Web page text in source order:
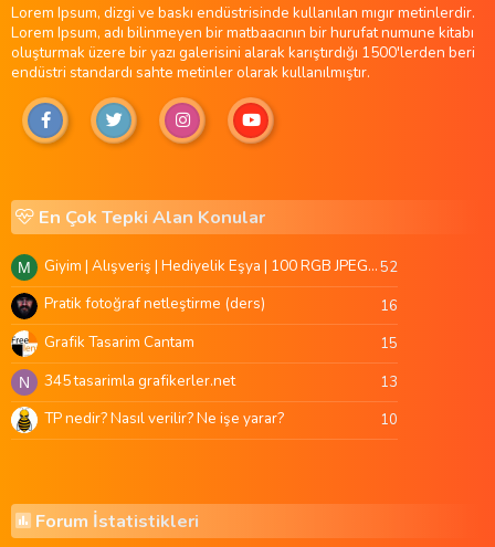
Lorem Ipsum, dizgi ve baskı endüstrisinde kullanılan mıgır metinlerdir.
Lorem Ipsum, adı bilinmeyen bir matbaacının bir hurufat numune kitabı
oluşturmak üzere bir yazı galerisini alarak karıştırdığı 1500'lerden beri
endüstri standardı sahte metinler olarak kullanılmıştır.
En Çok Tepki Alan Konular
M Giyim | Alışveriş | Hediyelik Eşya | 100 RGB JPEG Images | 5920x4420 Pixels | 501 MB52
Pratik fotoğraf netleştirme (ders) 16
Grafik Tasarim Cantam 15
N 345 tasarimla grafikerler.net 13
TP nedir? Nasıl verilir? Ne işe yarar? 10
Forum İstatistikleri